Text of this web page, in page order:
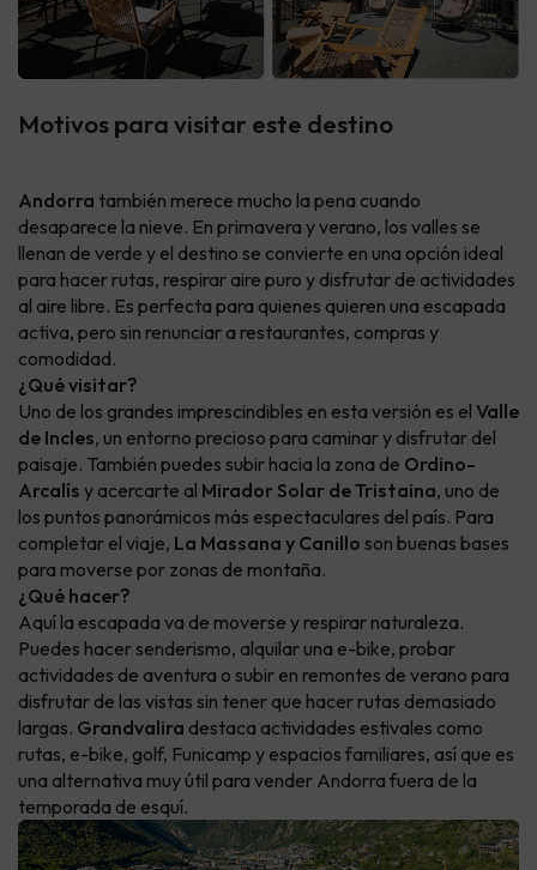
Motivos para visitar este destino
Andorra también merece mucho la pena cuando
desaparece la nieve. En primavera y verano, los valles se
llenan de verde y el destino se convierte en una opción ideal
para hacer rutas, respirar aire puro y disfrutar de actividades
al aire libre. Es perfecta para quienes quieren una escapada
activa, pero sin renunciar a restaurantes, compras y
comodidad.
¿Qué visitar?
Uno de los grandes imprescindibles en esta versión es el Valle
de Incles, un entorno precioso para caminar y disfrutar del
paisaje. También puedes subir hacia la zona de Ordino-
Arcalís y acercarte al Mirador Solar de Tristaina, uno de
los puntos panorámicos más espectaculares del país. Para
completar el viaje, La Massana y Canillo son buenas bases
para moverse por zonas de montaña.
¿Qué hacer?
Aquí la escapada va de moverse y respirar naturaleza.
Puedes hacer senderismo, alquilar una e-bike, probar
actividades de aventura o subir en remontes de verano para
disfrutar de las vistas sin tener que hacer rutas demasiado
largas. Grandvalira destaca actividades estivales como
rutas, e-bike, golf, Funicamp y espacios familiares, así que es
una alternativa muy útil para vender Andorra fuera de la
temporada de esquí.